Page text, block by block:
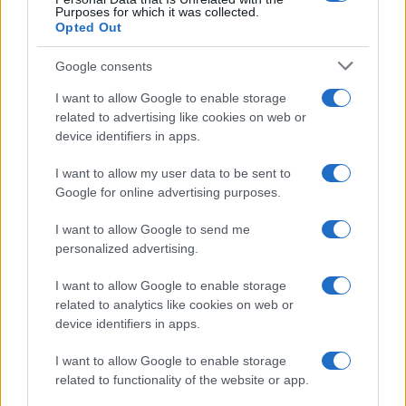
Purposes for which it was collected.
Opted Out
Google consents
I want to allow Google to enable storage
related to advertising like cookies on web or
device identifiers in apps.
I want to allow my user data to be sent to
Google for online advertising purposes.
I want to allow Google to send me
personalized advertising.
I want to allow Google to enable storage
related to analytics like cookies on web or
device identifiers in apps.
I want to allow Google to enable storage
related to functionality of the website or app.
può non essere il parametro principale.
Talvolta conta di più l’
suddivisione in micro-sessioni. Persone con carichi
articolari elevati possono preferire superfici più
morbide, alternanza con bici o esercizi in acqua.
L’età biologica, non solo anagrafica, guida la
progressione: piccoli aumenti, più frequenti, sono
spesso migliori di grandi salti. Integrare 1–2 sedute
efficiente e stabile, migliorando anche l’estetica
Vista con occhio critico, la soglia dei10.000 passi
è un invito a muoversi con gusto, non un traguardo
rigido. Quando intensità, continuità e recupero si
bilanciano, il numero diventa un alleato elegante: